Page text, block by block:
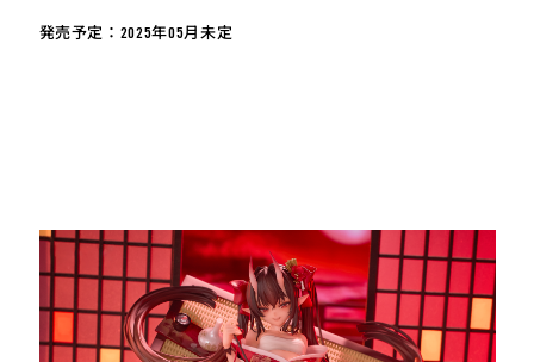
発売予定：2025年05月未定